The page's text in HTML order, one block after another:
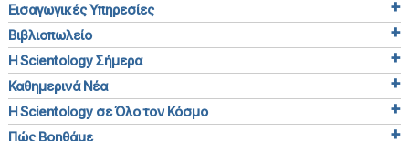
Εισαγωγικές Υπηρεσίες
Βιβλιοπωλείο
Η Scientology Σήμερα
Καθημερινά Νέα
Η Scientology σε Όλο τον Κόσμο
Πώς Βοηθάμε